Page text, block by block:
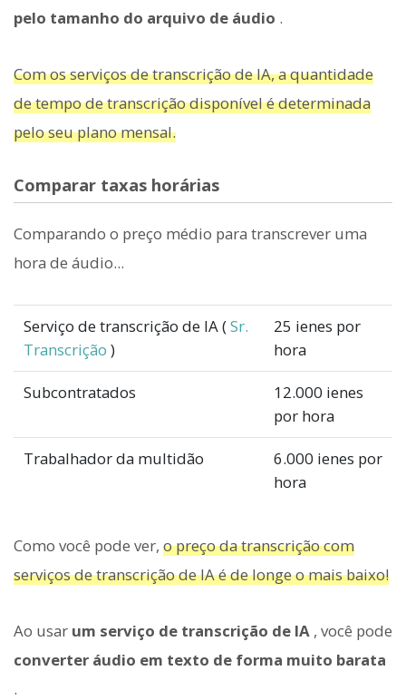
pelo tamanho do arquivo de áudio .
Com os serviços de transcrição de IA, a quantidade
de tempo de transcrição disponível é determinada
pelo seu plano mensal.
Comparar taxas horárias
Comparando o preço médio para transcrever uma
hora de áudio...
Serviço de transcrição de IA (Sr.
Transcrição )
25 ienes por
hora
Subcontratados
12.000 ienes
por hora
Trabalhador da multidão
6.000 ienes por
hora
Como você pode ver, o preço da transcrição com
serviços de transcrição de IA é de longe o mais baixo!
Ao usar um serviço de transcrição de IA , você pode
converter áudio em texto de forma muito barata
.